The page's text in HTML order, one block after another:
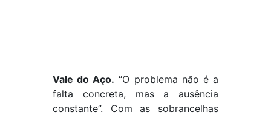
Vale do Aço. “O problema não é a
falta concreta, mas a ausência
constante”. Com as sobrancelhas